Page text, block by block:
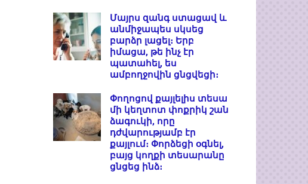
Մայրս զանգ ստացավ և
անմիջապես սկսեց
բարձր լացել։ Երբ
իմացա, թե ինչ էր
պատահել, ես
ամբողջովին ցնցվեցի։
Փողոցով քայլելիս տեսա
մի կեղտոտ փոքրիկ շան
ձագուկի, որը
դժվարությամբ էր
քայլում։ Փորձեցի օգնել,
բայց կողքի տեսարանը
ցնցեց ինձ։